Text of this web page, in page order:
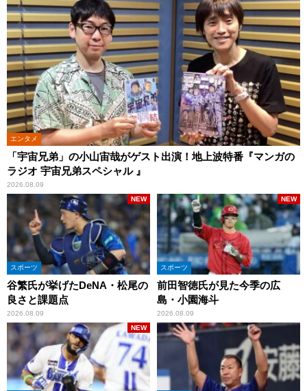
エンタメ
「宇宙兄弟」の小山宙哉がゲスト出演！地上波特番『マンガの
ラジオ 宇宙兄弟スペシャル 』
2026.08.09
スポーツ
谷繁氏が挙げたDeNA・松尾の
良さと課題点
2026.08.09
NEW
スポーツ
前田智徳氏が見た今季の広
島・小園海斗
2026.08.09
NEW
NEW